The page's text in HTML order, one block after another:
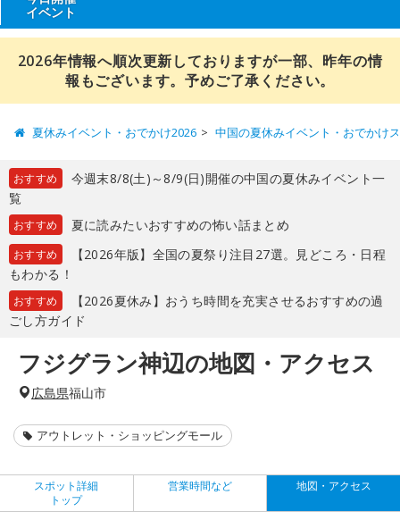
イベント
2026年情報へ順次更新しておりますが一部、昨年の情
報もございます。予めご了承ください。
夏休みイベント・おでかけ2026 中国の夏休みイベント・おでかけ
おすすめ
今週末8/8(土)～8/9(日)開催の中国の夏休みイベント一
覧
おすすめ 夏に読みたいおすすめの怖い話まとめ
おすすめ
【2026年版】全国の夏祭り注目27選。見どころ・日程
もわかる！
おすすめ
【2026夏休み】おうち時間を充実させるおすすめの過
ごし方ガイド
フジグラン神辺の地図・アクセス
広島県福山市
アウトレット・ショッピングモール
スポット詳細
トップ
営業時間など 地図・アクセス